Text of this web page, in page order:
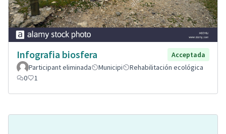
Infografia biosfera
Acceptada
Participant eliminada
Municipi
Rehabilitación ecológica
0
1